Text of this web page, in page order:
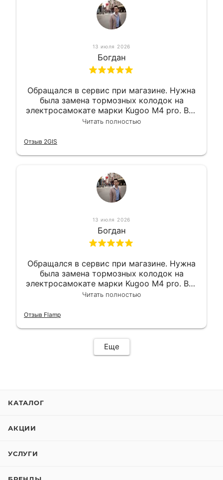
13 июля 2026
Богдан
Обращался в сервис при магазине. Нужна
была замена тормозных колодок на
электросамокате марки Kugoo M4 pro. Всё
сделали в лучшем виде и в максимально
гарантии, поэтому и обратился в этот
Читать полностью
Отзыв 2GIS
13 июля 2026
Богдан
Обращался в сервис при магазине. Нужна
была замена тормозных колодок на
электросамокате марки Kugoo M4 pro. Всё
сделали в лучшем виде и в максимально
гарантии, поэтому и обратился в этот
Читать полностью
Отзыв Flamp
Еще
КАТАЛОГ
АКЦИИ
УСЛУГИ